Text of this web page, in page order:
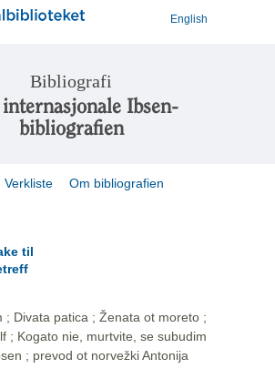
English
Bibliografi
Ibsen-
bibliografien
Verkliste Om bibliografien
til
; Divata patica ; Ženata ot moreto ;
; Kogato nie, murtvite, se subudim
; prevod ot norvežki Antonija